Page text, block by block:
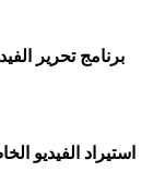
برنامج تحرير
استيراد الفيديو